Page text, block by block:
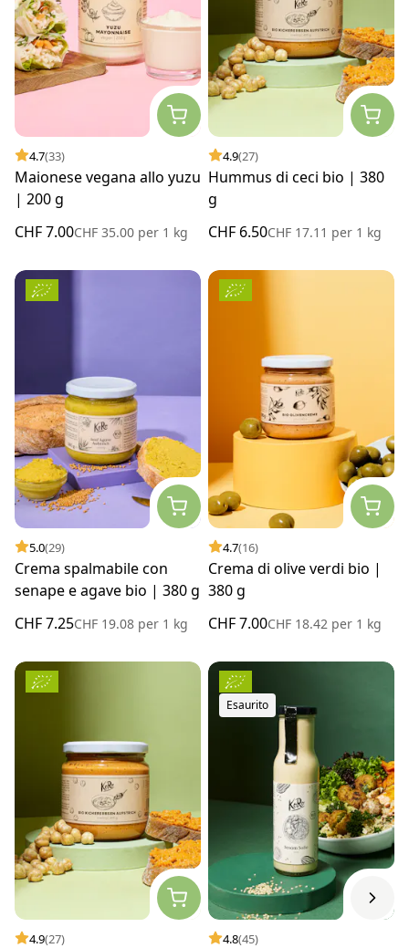
4.7(33)
Maionese vegana allo yuzu
| 200 g
CHF 7.00CHF 35.00 per 1 kg
4.9(27)
Hummus di ceci bio | 380
g
CHF 6.50CHF 17.11 per 1 kg
5.0(29)
Crema spalmabile con
senape e agave bio | 380 g
CHF 7.25CHF 19.08 per 1 kg
4.7(16)
Crema di olive verdi bio |
380 g
CHF 7.00CHF 18.42 per 1 kg
4.9(27)
Esaurito
4.8(45)